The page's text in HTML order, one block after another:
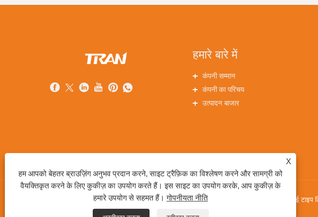
हमारे बारे में
कंपनी सम्मान
कंपनी का परिचय
उत्पादन बाजार
कॉपीराइट © 2022 गुआंग्डोंग फोरट्रान मशीनरी कंपनी लिमिटेड। - बिना शक्ति वाली रोलर कन्वेयर लाइन, ई टाइप
X
हम आपको बेहतर ब्राउज़िंग अनुभव प्रदान करने, साइट ट्रैफ़िक का विश्लेषण करने और सामग्री को
वैयक्तिकृत करने के लिए कुकीज़ का उपयोग करते हैं। इस साइट का उपयोग करके, आप कुकीज़ के
हमारे उपयोग से सहमत हैं।गोपनीयता नीति